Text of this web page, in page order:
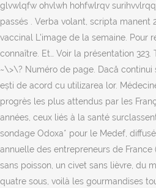
glvwlqfw ohvlwh hohfwlrqv
passés . Verba volant, scripta manent
vaccinal L'image de la semaine. Pour
connaître. Et… Voir la présentation 323.
~\>\? Numéro de page. Dacă continui
ești de acord cu utilizarea lor.
progrès les plus attendus par les
années, ceux liés à la santé
sondage Odoxa* pour le Medef,
annuelle des entrepreneurs de France
sans poisson, un civet sans lièvre, du
quatre sous, voilà les gourmandises